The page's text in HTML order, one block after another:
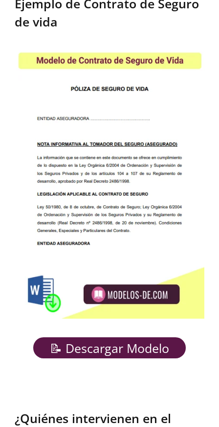
Ejemplo de Contrato de Seguro
de vida
📝 Descargar Modelo
¿Quiénes intervienen en el